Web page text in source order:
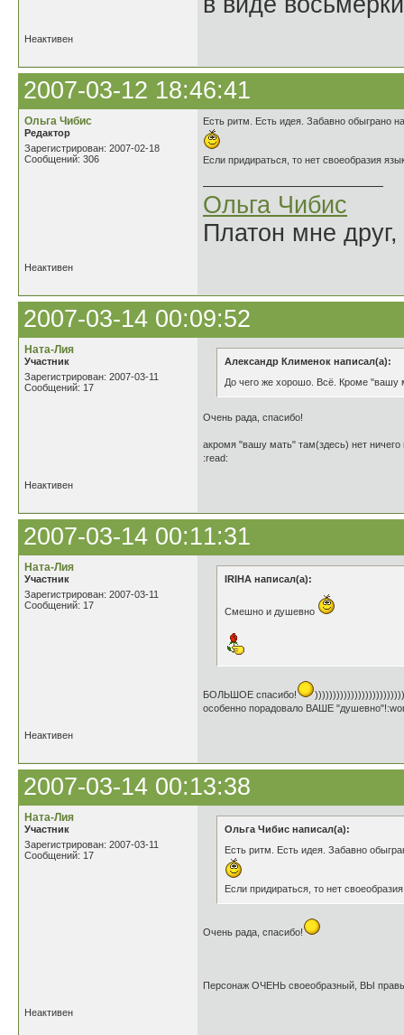
Неактивен
2007-03-12 18:46:41
Ольга Чибис
Редактор
Зарегистрирован: 2007-02-18
Сообщений: 306
Есть ритм. Есть идея. Забавно обыграно
Если придираться, то нет своеобразия
Ольга Чибис
Платон мне
Неактивен
2007-03-14 00:09:52
Ната-Лия
Участник
Зарегистрирован: 2007-03-11
Сообщений: 17
Александр Клименок написал(а):
До чего же хорошо. Всё. Кроме "вашу
Очень рада, спасибо!
акромя "вашу мать" там(здесь) нет
:read:
Неактивен
2007-03-14 00:11:31
Ната-Лия
Участник
Зарегистрирован: 2007-03-11
Сообщений: 17
IRIHA написал(а):
Смешно и душевно
БОЛЬШОЕ спасибо!
особенно порадовало ВАШЕ
Неактивен
2007-03-14 00:13:38
Ната-Лия
Участник
Зарегистрирован: 2007-03-11
Сообщений: 17
Ольга Чибис написал(а):
Есть ритм. Есть идея. Забавно
Если придираться, то нет
Очень рада, спасибо!
Персонаж ОЧЕНЬ своеобразный, ВЫ
Неактивен